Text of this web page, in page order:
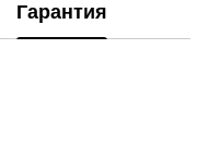
Гарантия